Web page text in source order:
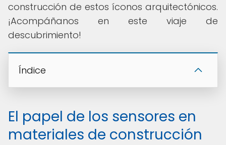
construcción de estos íconos arquitectónicos.
¡Acompáñanos en este viaje de
descubrimiento!
Índice
El papel de los sensores en
materiales de construcción